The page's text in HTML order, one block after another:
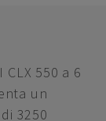
550 a 6
un
3250